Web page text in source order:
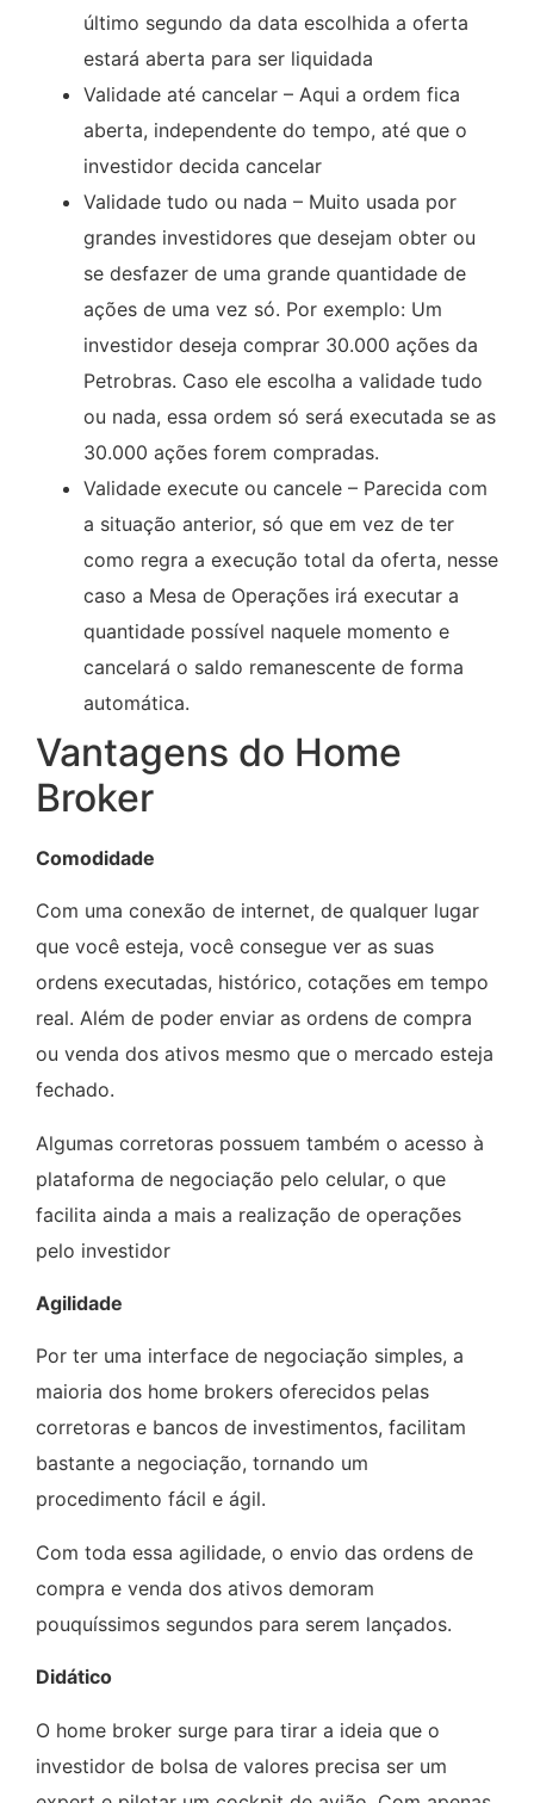
último segundo da data escolhida a oferta
estará aberta para ser liquidada
Validade até cancelar – Aqui a ordem fica
aberta, independente do tempo, até que o
investidor decida cancelar
Validade tudo ou nada – Muito usada por
grandes investidores que desejam obter ou
se desfazer de uma grande quantidade de
ações de uma vez só. Por exemplo: Um
investidor deseja comprar 30.000 ações da
Petrobras. Caso ele escolha a validade tudo
ou nada, essa ordem só será executada se as
30.000 ações forem compradas.
Validade execute ou cancele – Parecida com
a situação anterior, só que em vez de ter
como regra a execução total da oferta, nesse
caso a Mesa de Operações irá executar a
quantidade possível naquele momento e
cancelará o saldo remanescente de forma
automática.
Vantagens do Home
Broker
Comodidade
Com uma conexão de internet, de qualquer lugar
que você esteja, você consegue ver as suas
ordens executadas, histórico, cotações em tempo
real. Além de poder enviar as ordens de compra
ou venda dos ativos mesmo que o mercado esteja
fechado.
Algumas corretoras possuem também o acesso à
plataforma de negociação pelo celular, o que
facilita ainda a mais a realização de operações
pelo investidor
Agilidade
Por ter uma interface de negociação simples, a
maioria dos home brokers oferecidos pelas
corretoras e bancos de investimentos, facilitam
bastante a negociação, tornando um
procedimento fácil e ágil.
Com toda essa agilidade, o envio das ordens de
compra e venda dos ativos demoram
pouquíssimos segundos para serem lançados.
Didático
O home broker surge para tirar a ideia que o
investidor de bolsa de valores precisa ser um